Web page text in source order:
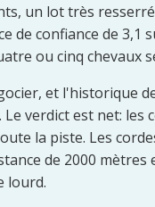
un lot très
de confiance de
ou cinq chevaux
et l'historique
verdict est net: les
la piste. Les
de 2000
lourd.